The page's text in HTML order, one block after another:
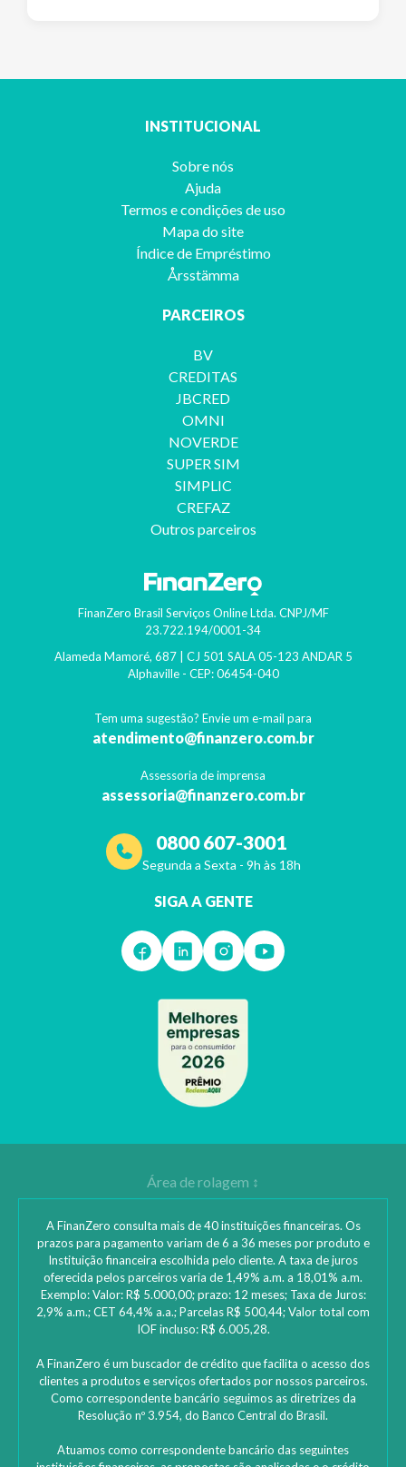
INSTITUCIONAL
Sobre nós
Ajuda
Termos e condições de uso
Mapa do site
Índice de Empréstimo
Årsstämma
PARCEIROS
BV
CREDITAS
JBCRED
OMNI
NOVERDE
SUPER SIM
SIMPLIC
CREFAZ
Outros parceiros
FinanZero Brasil Serviços Online Ltda. CNPJ/MF
23.722.194/0001-34
Alameda Mamoré, 687 | CJ 501 SALA 05-123 ANDAR 5
Alphaville- CEP: 06454-040
Tem uma sugestão? Envie um e-mail para
atendimento@finanzero.com.br
Assessoria de imprensa
assessoria@finanzero.com.br
0800 607-3001
Segunda a Sexta - 9h às 18h
SIGA A GENTE
A FinanZero consulta mais de 40 instituições financeiras. Os
prazos para pagamento variam de 6 a 36 meses por produto e
Instituição financeira escolhida pelo cliente. A taxa de juros
oferecida pelos parceiros varia de 1,49% a.m. a 18,01% a.m.
Exemplo: Valor: R$ 5.000,00; prazo: 12 meses; Taxa de Juros:
2,9% a.m.; CET 64,4% a.a.; Parcelas R$ 500,44; Valor total com
IOF incluso: R$ 6.005,28.
A FinanZero é um buscador de crédito que facilita o acesso dos
clientes a produtos e serviços ofertados por nossos parceiros.
Como correspondente bancário seguimos as diretrizes da
Resolução nº 3.954, do Banco Central do Brasil.
Atuamos como correspondente bancário das seguintes